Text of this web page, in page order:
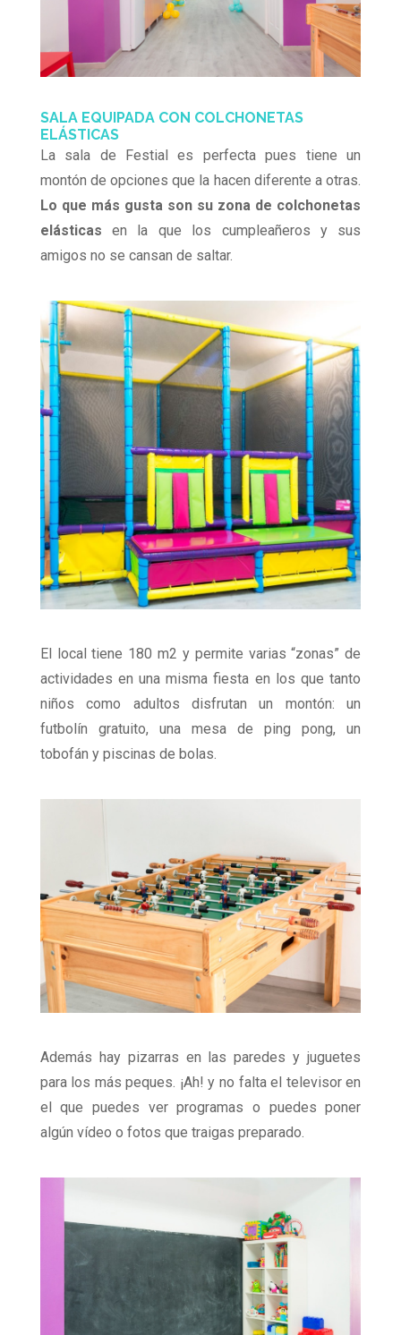
SALA EQUIPADA CON COLCHONETAS
ELÁSTICAS
La sala de Festial es perfecta pues tiene un
montón de opciones que la hacen diferente a otras.
Lo que más gusta son su zona de colchonetas
elásticas en la que los cumpleañeros y sus
amigos no se cansan de saltar.
El local tiene 180 m2 y permite varias “zonas” de
actividades en una misma fiesta en los que tanto
niños como adultos disfrutan un montón: un
futbolín gratuito, una mesa de ping pong, un
tobofán y piscinas de bolas.
Además hay pizarras en las paredes y juguetes
para los más peques. ¡Ah! y no falta el televisor en
el que puedes ver programas o puedes poner
algún vídeo o fotos que traigas preparado.